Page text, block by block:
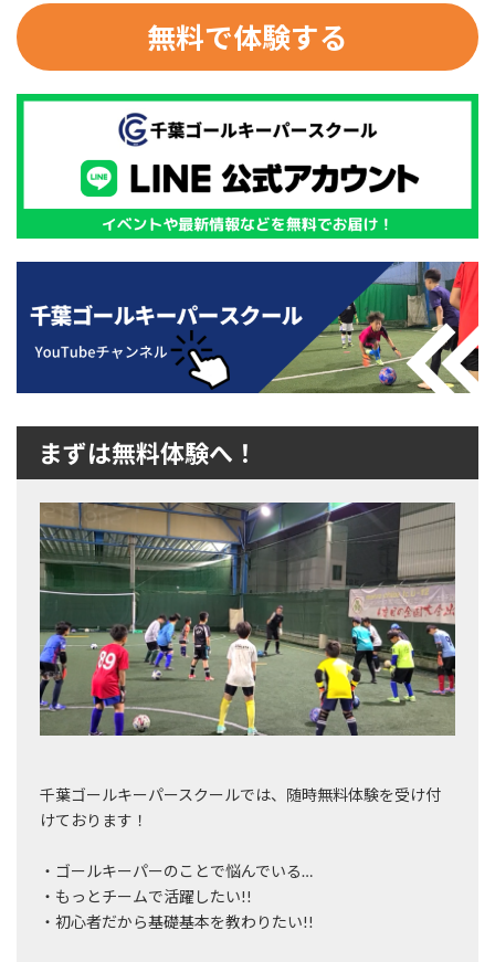
無料で体験する
まずは無料体験へ！
千葉ゴールキーパースクールでは、随時無料体験を受け付
けております！
・ゴールキーパーのことで悩んでいる…
・もっとチームで活躍したい!!
・初心者だから基礎基本を教わりたい!!